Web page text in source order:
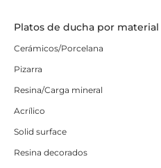
Platos de ducha por material
Cerámicos/Porcelana
Pizarra
Resina/Carga mineral
Acrílico
Solid surface
Resina decorados